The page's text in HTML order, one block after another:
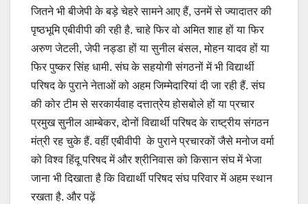
जितने भी बीजेपी के बड़े चेहरे सामने आए हैं, उनमें से ज्यादातर की
पृष्ठभूमि एबीवीपी की रही है. चाहे फिर वो अमित शाह हों या फिर
अरुण जेटली, जेपी नड्डा हों या सुनील बंसल, मोहन यादव हों या
फिर पुष्कर सिंह धामी. संघ के सहयोगी संगठनों में भी विद्यार्थी
परिषद के पुराने नेताओं को अहम जिम्मेदारियां दी जा रही हैं. संघ
की कोर टीम से सरकार्यवाह दत्तात्रेय होसबोले हों या प्रचार
प्रमुख सुनील आम्बेकर, दोनों विद्यार्थी परिषद के राष्ट्रीय संगठन
मंत्री रह चुके हैं. वहीं एबीवीपी के पुराने प्रचारकों जैसे मनोज वर्मा
को विश्व हिंदू परिषद में और श्रीनिवास को किसान संघ में भेजा
जाना भी दिखाता है कि विद्यार्थी परिषद संघ परिवार में अहम स्थान
रखता है. और पढ़ें